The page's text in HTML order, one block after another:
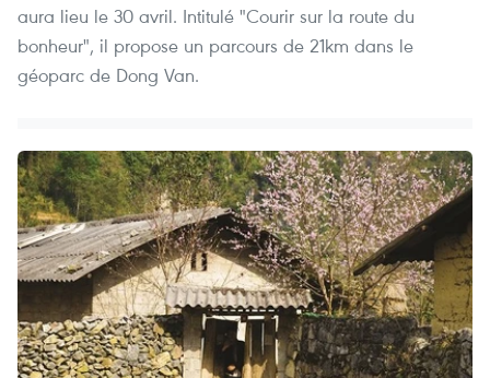
aura lieu le 30 avril. Intitulé "Courir sur la route du
bonheur", il propose un parcours de 21km dans le
géoparc de Dong Van.